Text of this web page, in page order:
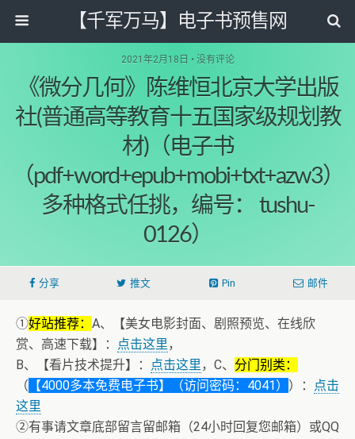
【千军万马】电子书预售网
2021年2月18日 • 没有评论
《微分几何》陈维恒北京大学出版
社(普通高等教育十五国家级规划教
材)（电子书
（pdf+word+epub+mobi+txt+azw3）
多种格式任挑，编号： tushu-
0126）
分享 推文 Pin 邮件
①好站推荐： A、【美女电影封面、剧照预览、在线欣
赏、高速下载】：
点击这里，
B、【看片技术提升】：
点击这里，C、 分门别类：
（ 【4000多本免费电子书】（访问密码：4041） ）：
点击
这里
②有事请文章底部留言留邮箱（24小时回复您邮箱）或QQ